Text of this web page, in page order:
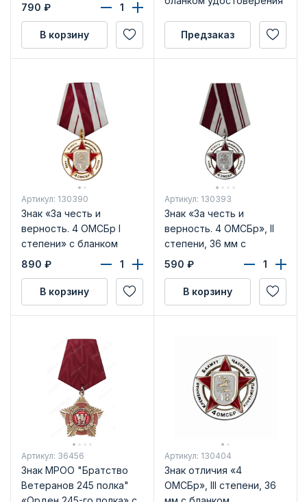
790 ₽
В корзину Предзаказ
Артикул: 130390
Знак «За честь и
верность. 4 ОМСБр I
степени» с бланком
удостоверения
890 ₽
В корзину
Артикул: 130393
Знак «За честь и
верность. 4 ОМСБр», II
степени, 36 мм с
бланком удостоверения
590 ₽
В корзину
Артикул: 36456
Знак МРОО "Братство
Ветеранов 245 полка"
Артикул: 130404
Знак отличия «4
ОМСБр», III степени, 36